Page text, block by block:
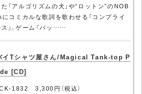
「アルゴリズムの犬」や“ロットン”のNOB
にコミカルな歌詞を歌わせる「コンプライ
」、ゲーム『パッ……
イTシャツ屋さん/Magical Tank-top P
[CD]
1832 3,300円（税込）